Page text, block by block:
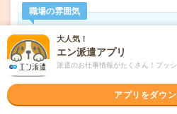
職場の雰囲気
年齢層
20代
男女比率
大人気！
エン派遣アプリ
派遣のお仕事情報がたくさん！プッ
アプリをダウ